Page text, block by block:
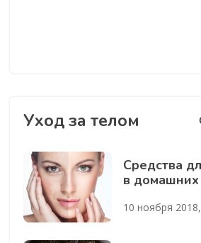
Уход за телом
Средства
в домашних
10 ноября